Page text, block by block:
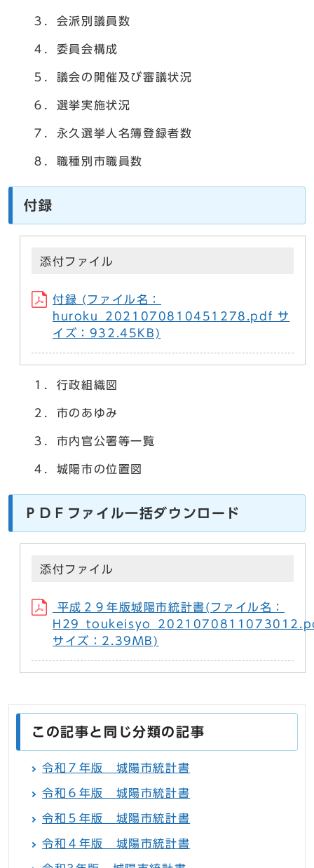
３．会派別議員数
４．委員会構成
５．議会の開催及び審議状況
６．選挙実施状況
７．永久選挙人名簿登録者数
８．職種別市職員数
付録
添付ファイル
付録 (ファイル名：
huroku_2021070810451278.pdf サ
イズ：932.45KB)
１．行政組織図
２．市のあゆみ
３．市内官公署等一覧
４．城陽市の位置図
ＰＤＦファイル一括ダウンロード
添付ファイル
平成２９年版城陽市統計書(ファイル名：
サイズ：2.39MB)
この記事と同じ分類の記事
令和７年版 城陽市統計書
令和６年版 城陽市統計書
令和５年版 城陽市統計書
令和４年版 城陽市統計書